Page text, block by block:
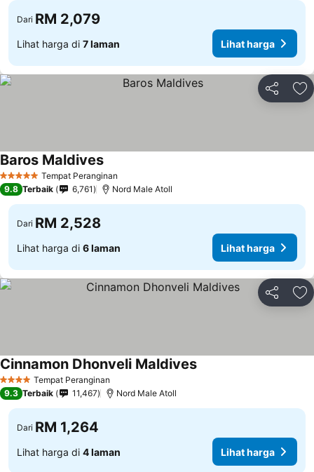
Dari RM 2,079
Lihat harga di 7 laman Lihat harga
Kongsi
5 Bintang Tempat Peranginan
Baros Maldives
9.8 Terbaik 6,761 Nord Male Atoll
Dari RM 2,528
Lihat harga di 6 laman Lihat harga
Kongsi
4 BintangTempat Peranginan
Cinnamon Dhonveli Maldives
9.3 Terbaik 11,467 Nord Male Atoll
Dari RM 1,264
Lihat harga di 4 laman Lihat harga